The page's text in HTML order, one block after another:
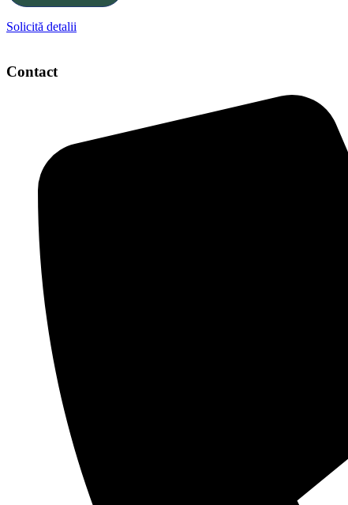
Solicită detalii
Contact